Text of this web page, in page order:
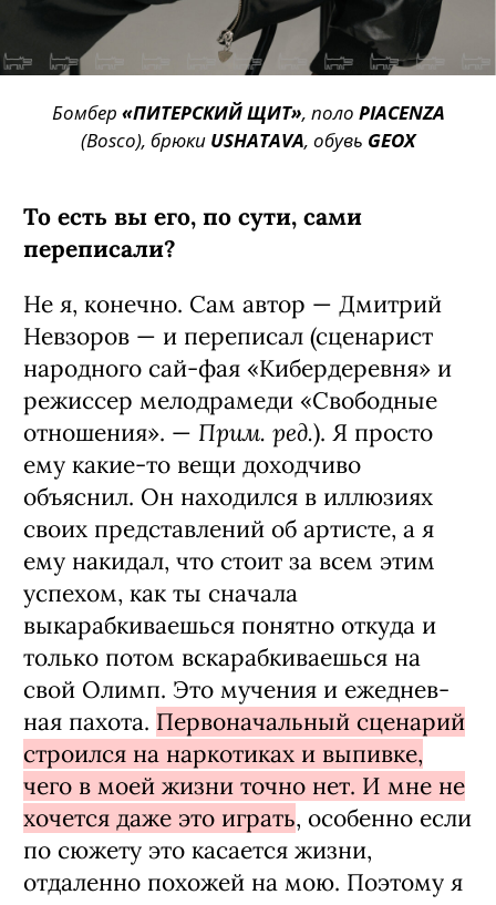
Бомбер «ПИТЕРСКИЙ ЩИТ», поло PIACENZA
(Bosco), брюки USHATAVA, обувь GEOX
То есть вы его, по сути, сами
переписали?
Не я, конечно. Сам автор — Дми­трий
Невзоров — и переписал (сцена­рист
народного сай-фая «Кибердеревня» и
режиссер мелодрамеди «Свободные
от­ношения». — Прим. ред.). Я просто
ему какие-то вещи доходчиво
объяснил. Он находился в иллюзиях
своих представ­лений об артисте, а я
ему накидал, что стоит за всем этим
успехом, как ты сна­чала
выкарабкиваешься понятно отку­да и
только потом вскарабкиваешься на
свой Олимп. Это мучения и ежеднев­
ная пахота. Первоначальный сценарий
строился на наркотиках и выпивке,
чего в моей жизни точно нет. И мне не
хочет­ся даже это играть, особенно если
по сю­жету это касается жизни,
отдаленно по­хожей на мою. Поэтому я